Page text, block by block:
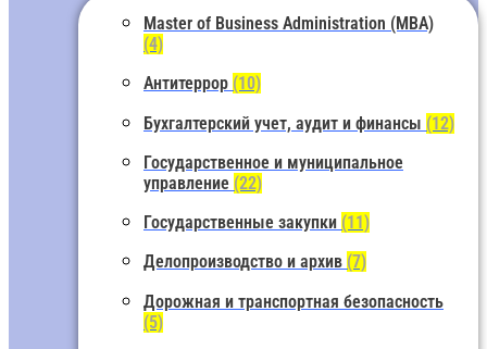
Master of Business Administration (MBA)
(4)
Антитеррор (10)
Бухгалтерский учет, аудит и финансы (12)
Государственное и муниципальное
управление (22)
Государственные закупки (11)
Делопроизводство и архив (7)
Дорожная и транспортная безопасность
(5)